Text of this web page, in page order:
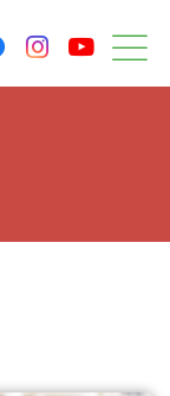
facebookinstagram